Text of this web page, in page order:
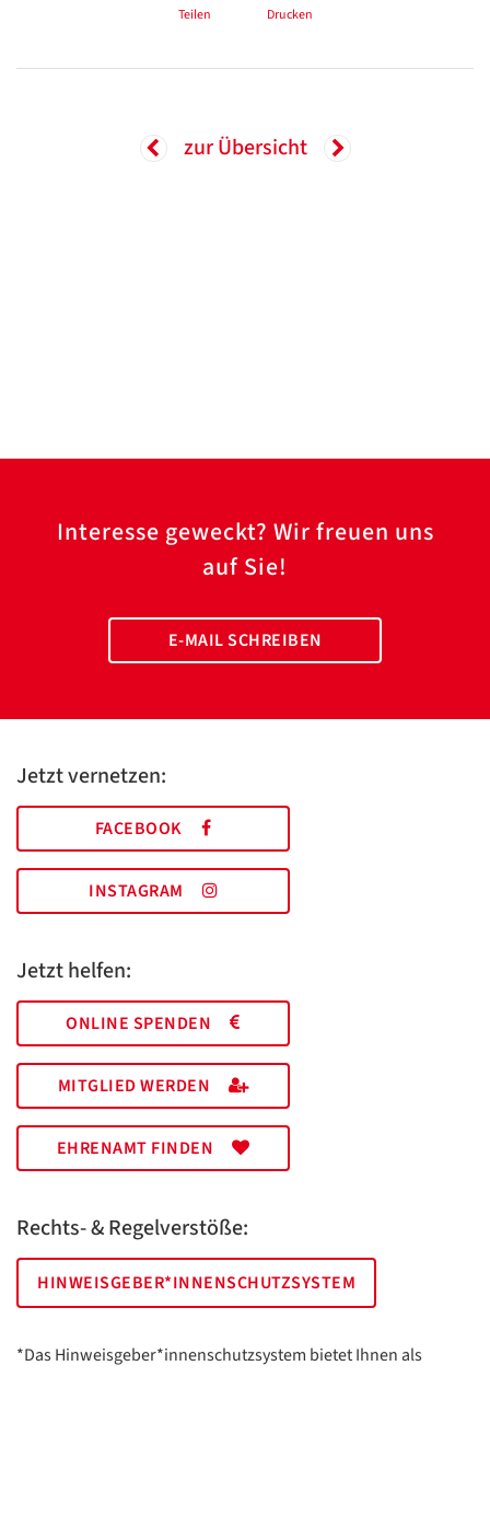
Teilen Drucken
zur Übersicht
Interesse geweckt? Wir freuen uns
auf Sie!
E-MAIL SCHREIBEN
Jetzt vernetzen:
FACEBOOK
INSTAGRAM
Jetzt helfen:
ONLINE SPENDEN
MITGLIED WERDEN
EHRENAMT FINDEN
Rechts- & Regelverstöße:
HINWEISGEBER*INNENSCHUTZSYSTEM
*Das Hinweisgeber*innenschutzsystem bietet Ihnen als